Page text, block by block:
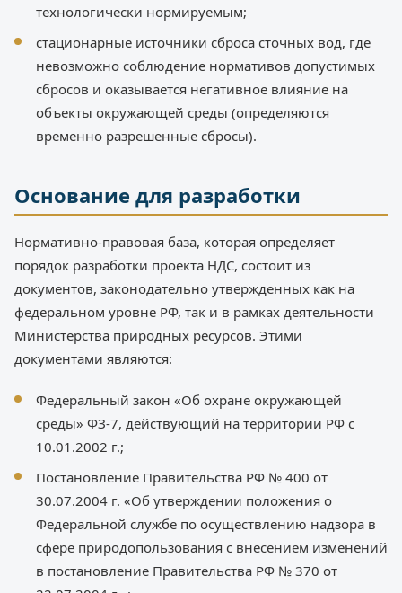
технологически нормируемым;
стационарные источники сброса сточных вод, где
невозможно соблюдение нормативов допустимых
сбросов и оказывается негативное влияние на
объекты окружающей среды (определяются
временно разрешенные сбросы).
Основание для разработки
Нормативно-правовая база, которая определяет
порядок разработки проекта НДС, состоит из
документов, законодательно утвержденных как на
федеральном уровне РФ, так и в рамках деятельности
Министерства природных ресурсов. Этими
документами являются:
Федеральный закон «Об охране окружающей
среды» ФЗ-7, действующий на территории РФ с
10.01.2002 г.;
Постановление Правительства РФ № 400 от
30.07.2004 г. «Об утверждении положения о
Федеральной службе по осуществлению надзора в
сфере природопользования с внесением изменений
в постановление Правительства РФ № 370 от